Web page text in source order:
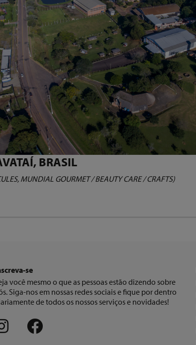
BRASIL
MUNDIAL GOURMET / BEAUTY CARE / CRAFTS)
se
você mesmo o que as pessoas estão dizendo sobre
Siga-nos em nossas redes sociais e fique por dentro
de todos os nossos serviços e novidades!